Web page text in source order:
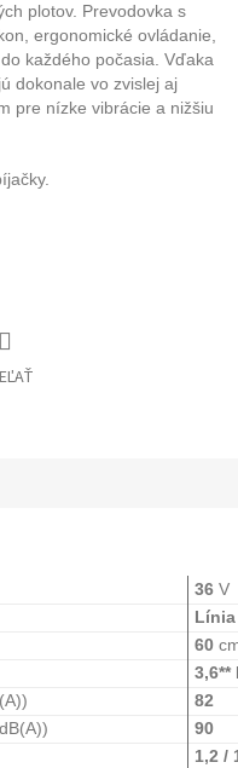
plotov. Prevodovka s
ergonomické ovládanie,
každého počasia. Vďaka
dokonale vo zvislej aj
pre nízke vibrácie a nižšiu
36 V
Línia
60
3,6**
82
90
1,2 /